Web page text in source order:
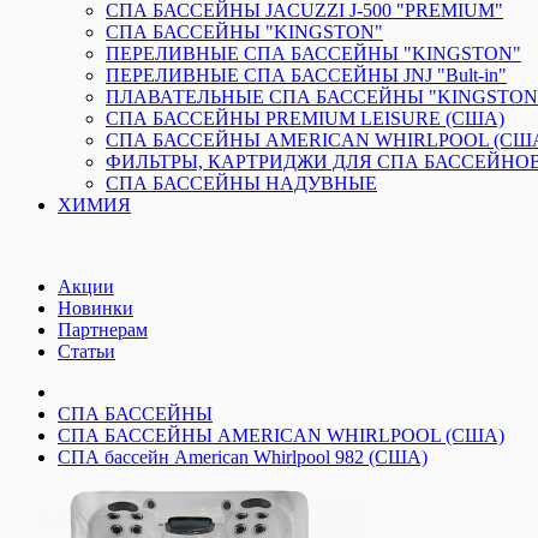
СПА БАССЕЙНЫ JACUZZI J-500 "PREMIUM"
СПА БАССЕЙНЫ "KINGSTON"
ПЕРЕЛИВНЫЕ СПА БАССЕЙНЫ "KINGSTON"
ПЕРЕЛИВНЫЕ СПА БАССЕЙНЫ JNJ "Bult-in"
ПЛАВАТЕЛЬНЫЕ СПА БАССЕЙНЫ
СПА БАССЕЙНЫ PREMIUM LEISURE (США)
СПА БАССЕЙНЫ AMERICAN WHIRLPOOL
ФИЛЬТРЫ, КАРТРИДЖИ ДЛЯ СПА
СПА БАССЕЙНЫ НАДУВНЫЕ
ХИМИЯ
Акции
Новинки
Партнерам
Статьи
СПА БАССЕЙНЫ
СПА БАССЕЙНЫ AMERICAN WHIRLPOOL (США)
СПА бассейн American Whirlpool 982 (США)